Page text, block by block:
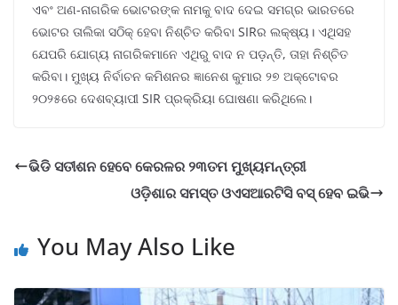
ଏବଂ ଅଣ-ନାଗରିକ ଭୋଟରଙ୍କ ନାମକୁ ବାଦ ଦେଇ ସମଗ୍ର ଭାରତରେ
ଭୋଟର ତାଲିକା ସଠିକ୍ ହେବା ନିଶ୍ଚିତ କରିବା SIRର ଲକ୍ଷ୍ୟ। ଏଥିସହ
ଯେପରି ଯୋଗ୍ୟ ନାଗରିକମାନେ ଏଥିରୁ ବାଦ ନ ପଡ଼ନ୍ତି, ତାହା ନିଶ୍ଚିତ
କରିବା। ମୁଖ୍ୟ ନିର୍ବାଚନ କମିଶନର ଜ୍ଞାନେଶ କୁମାର ୨୭ ଅକ୍ଟୋବର
୨୦୨୫ରେ ଦେଶବ୍ୟାପୀ SIR ପ୍ରକ୍ରିୟା ଘୋଷଣା କରିଥିଲେ।
ଭିଡି ସତୀଶନ ହେବେ କେରଳର ୨୩ତମ ମୁଖ୍ୟମନ୍ତ୍ରୀ
ଓଡ଼ିଶାର ସମସ୍ତ ଓଏସଆରଟିସି ବସ୍ ହେବ ଇଭି
You May Also Like